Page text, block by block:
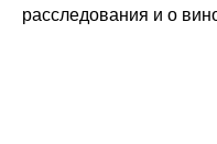
расследования и о